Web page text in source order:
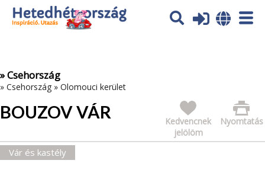
Az oldal sütiket (cookies) használ. További tájékoztatás itt:
Adatvédelmi tájékoztató
» Csehország
» Csehország » Olomouci kerület
BOUZOV VÁR Nyomtatás
Kedvencnek
jelölöm
Vár és kastély